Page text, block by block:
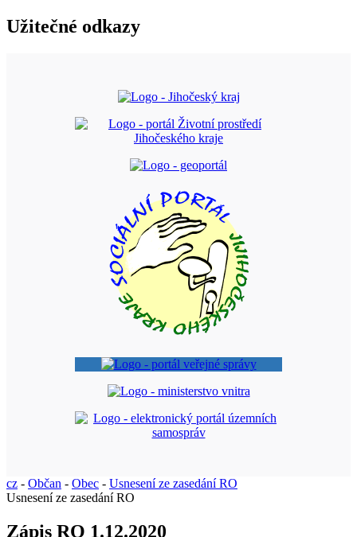
Užitečné odkazy
cz - Občan - Obec - Usnesení ze zasedání RO
Usnesení ze zasedání RO
Zápis RO 1.12.2020